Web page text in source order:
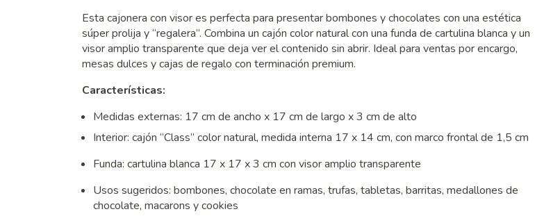
Esta cajonera con visor es perfecta para presentar bombones y chocolates con una estética
súper prolija y “regalera”. Combina un cajón color natural con una funda de cartulina blanca y un
visor amplio transparente que deja ver el contenido sin abrir. Ideal para ventas por encargo,
mesas dulces y cajas de regalo con terminación premium.
Características:
Medidas externas: 17 cm de ancho x 17 cm de largo x 3 cm de alto
Interior: cajón “Class” color natural, medida interna 17 x 14 cm, con marco frontal de 1,5 cm
Funda: cartulina blanca 17 x 17 x 3 cm con visor amplio transparente
Usos sugeridos: bombones, chocolate en ramas, trufas, tabletas, barritas, medallones de
chocolate, macarons y cookies